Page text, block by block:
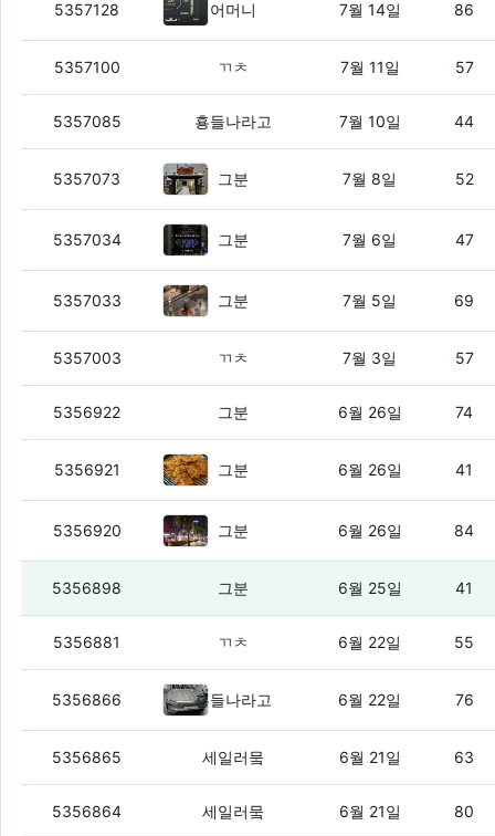
5357128 하이브리드를 타고 감상문.jyp (6)
어머니 7월 14일 86
5357100 대우 들어간 사업이 적자 보기 시작한듯
ㄲㅊ 7월 11일 57
5357085 야이늬두라 FSD LITE 한국에 열린건 알
횽들나라고 7월 10일 44
5357073 일본에 진출한 십덕넷(5)
그분 7월 8일 52
5357034 자룬을 먹고 감상문 (1)
그분 7월 6일 47
5357033 매미 살아있음? (6)
그분 7월 5일 69
5357003 베트남 개발자 안쓰기로 한듯
ㄲㅊ 7월 3일 57
5356922 디아 메뉴 하나 추가함(5)
그분 6월 26일 74
5356921 서대문역 서대문집 (1)
그분 6월 26일 41
5356920 260번 버스 사고난듯(3)
그분 6월 26일 84
5356898 축구를 보면서 감상문 (1)
그분 6월 25일 41
5356881 오늘도 외쳐봅니다. (4)
ㄲㅊ 6월 22일 55
5356866 모델 YL 어떰(부제 : 테슬람 있음?)
횽들나라고 6월 22일 76
5356865 늬들 다 운전하냐?
세일러뭌 6월 21일 63
5356864 요즘에 자봉을 다니는데(6)
세일러뭌 6월 21일 80